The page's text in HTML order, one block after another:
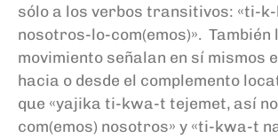
sólo a los verbos transitivos: «ti-
nosotros-lo-com(emos)». También
movimiento señalan en sí mismos
hacia o desde el complemento
que «yajika ti-kwa-t tejemet, así
com(emos) nosotros» y «ti-kwa-t